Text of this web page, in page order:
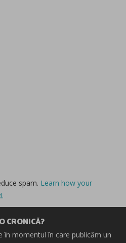
spam. Learn how your
CRONICĂ?
în momentul în care publicăm un